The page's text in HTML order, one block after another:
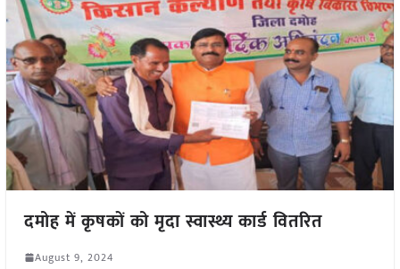
दमोह में कृषकों को मृदा स्वास्थ्य कार्ड वितरित
August 9, 2024